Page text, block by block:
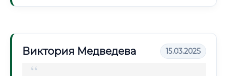
Виктория Медведева 15.03.2025